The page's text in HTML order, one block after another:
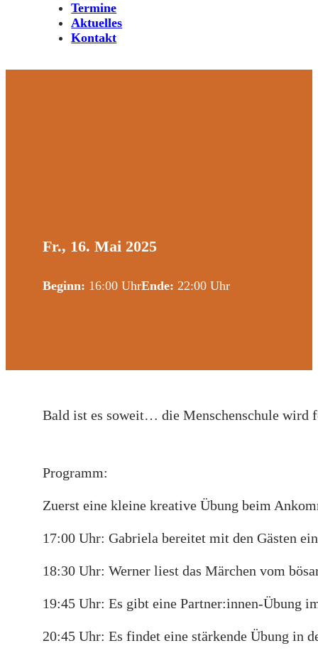
Termine
Aktuelles
Kontakt
Fr., 16. Mai 2025
Beginn: 16:00 UhrEnde: 22:00 Uhr
Bald ist es soweit… die Menschenschule wird
Programm:
Zuerst eine kleine kreative Übung beim
17:00 Uhr: Gabriela bereitet mit den Gästen
18:30 Uhr: Werner liest das Märchen vom
19:45 Uhr: Es gibt eine Partner:innen-Übung
20:45 Uhr: Es findet eine stärkende Übung in